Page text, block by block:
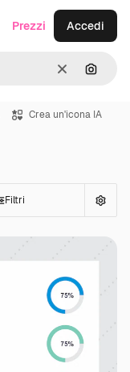
CancellaCerca
Prezzi Accedi
Crea un'icona IA
Filtri